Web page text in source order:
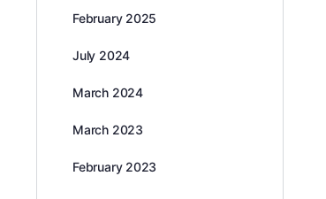
February 2025
July 2024
March 2024
March 2023
February 2023